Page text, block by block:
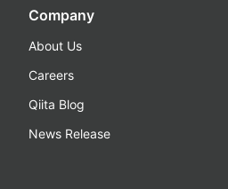
Company
About Us
Careers
Qiita Blog
News Release